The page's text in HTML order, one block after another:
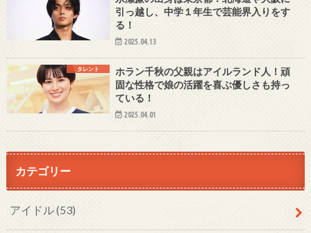
引っ越し、中学１年生で芸能界入りをす
る！
2025.04.13
タレント
ホラン千秋の父親はアイルランド人！頑
固な性格で娘の活躍を喜ぶ優しさも持っ
ている！
2025.04.01
カテゴリー
アイドル(53)